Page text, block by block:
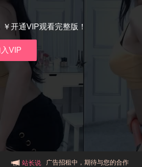
开通VIP观看完整版！
VIP
站长说
本站大事件(19j网站发展历程)
广告招租中，期待与您的合作